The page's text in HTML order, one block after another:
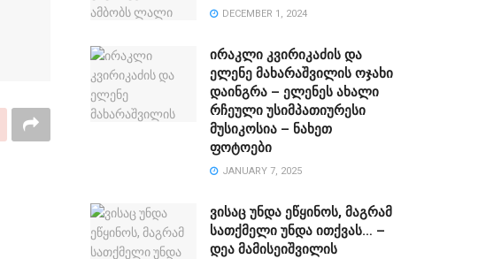
DECEMBER 1, 2024
ირაკლი კვირიკაძის და
ელენე მახარაშვილის ოჯახი
დაინგრა – ელენეს ახალი
რჩეული უსიმპათიურესი
მუსიკოსია – ნახეთ
ფოტოები
JANUARY 7, 2025
ვისაც უნდა ეწყინოს, მაგრამ
სათქმელი უნდა ითქვას… –
დეა მამისეიშვილის